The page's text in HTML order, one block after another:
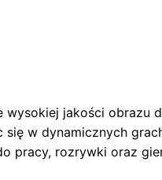
wysokiej jakości obrazu
się w dynamicznych
pracy, rozrywki oraz